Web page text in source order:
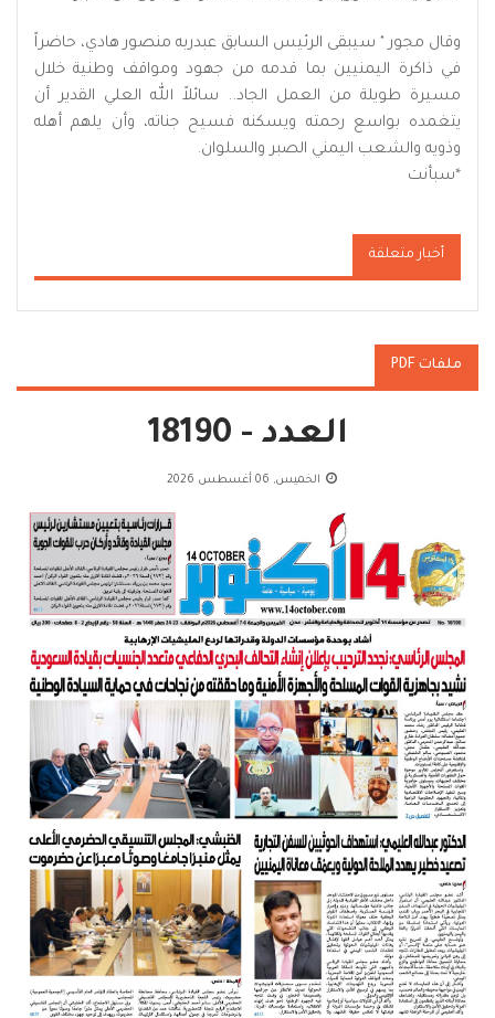
وقال مجور " سيبقى الرئيس السابق عبدربه منصور هادي، حاضراً
في ذاكرة اليمنيين بما قدمه من جهود ومواقف وطنية خلال
مسيرة طويلة من العمل الجاد.. سائلاً الله العلي القدير أن
يتغمده بواسع رحمته ويسكنه فسيح جناته، وأن يلهم أهله
وذويه والشعب اليمني الصبر والسلوان.
*سبأنت
أخبار متعلقة
ملفات PDF
العدد - 18190
الخميس, 06 أغسطس 2026